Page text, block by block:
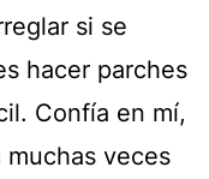
si se
hacer parches
Confía en mí,
veces